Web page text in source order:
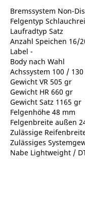
Bremssystem Non-
Felgentyp
Laufradtyp Satz
Anzahl Speichen 16/
Label -
Body nach Wahl
Achssystem 100 / 130
Gewicht VR 505 gr
Gewicht HR 660 gr
Gewicht Satz 1165 gr
Felgenhöhe 48 mm
Felgenbreite außen
Zulässige
Zulässiges
Nabe Lightweight /